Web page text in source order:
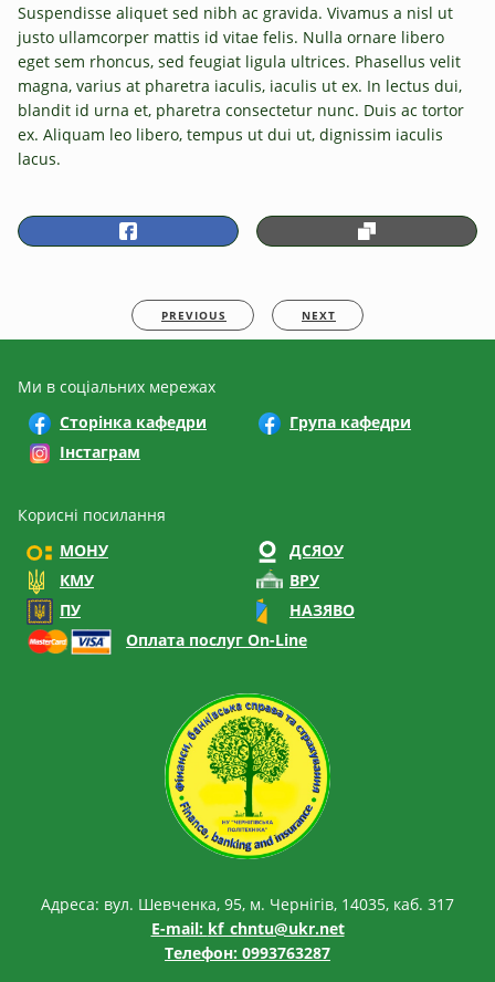
Suspendisse aliquet sed nibh ac gravida. Vivamus a nisl ut
justo ullamcorper mattis id vitae felis. Nulla ornare libero
eget sem rhoncus, sed feugiat ligula ultrices. Phasellus velit
magna, varius at pharetra iaculis, iaculis ut ex. In lectus dui,
blandit id urna et, pharetra consectetur nunc. Duis ac tortor
ex. Aliquam leo libero, tempus ut dui ut, dignissim iaculis
lacus.
PREVIOUS NEXT
Ми в соціальних мережах
Сторінка кафедри
Група кафедри
Інстаграм
Корисні посилання
МОНУ
ДСЯОУ
КМУ
ВРУ
ПУ
НАЗЯВО
Оплата послуг On-Line
Адреса: вул. Шевченка, 95, м. Чернігів, 14035, каб. 317
E-mail: kf_chntu@ukr.net
Телефон: 0993763287